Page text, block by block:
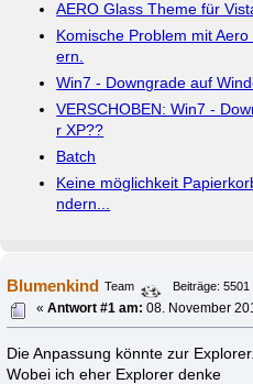
AERO Glass Theme für
Komische Problem mit
ern.
Win7 - Downgrade auf
VERSCHOBEN: Win7 -
r XP??
Batch
Keine möglichkeit
ndern...
Blumenkind Team
Beiträge: 5501
«Antwort #1 am: 08. November
Die Anpassung könnte zur
Wobei ich eher Explorer denke